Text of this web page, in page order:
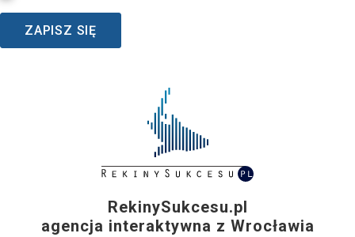
ZAPISZ SIĘ
RekinySukcesu.pl
agencja interaktywna z Wrocławia